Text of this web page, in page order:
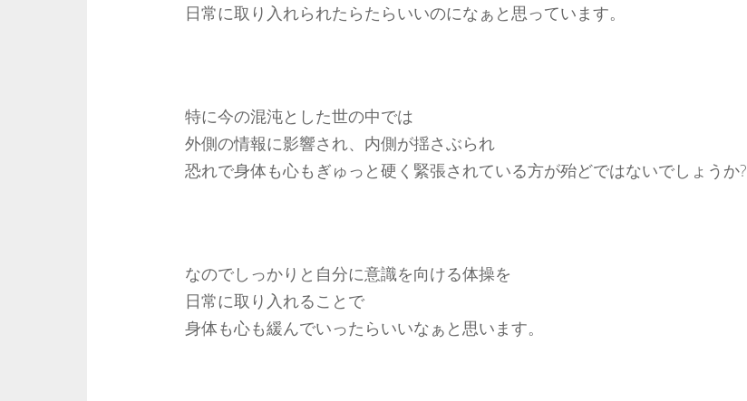
日常に取り入れられたらたらいいのになぁと思っています。
特に今の混沌とした世の中では
外側の情報に影響され、内側が揺さぶられ
恐れで身体も心もぎゅっと硬く緊張されている方が殆どではないでしょうか?
なのでしっかりと自分に意識を向ける体操を
日常に取り入れることで
身体も心も緩んでいったらいいなぁと思います。